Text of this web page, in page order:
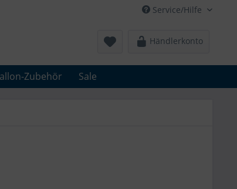
Service/Hilfe
Händlerkonto
Zubehör Sale